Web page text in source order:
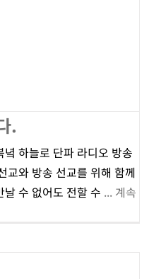
.
하늘로 단파 라디오 방송
교와 방송 선교를 위해 함께
수 없어도 전할 수 ... 계속